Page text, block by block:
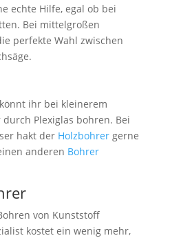
echte Hilfe, egal ob bei
Bei mittelgroßen
perfekte Wahl zwischen
ihr bei kleinerem
Plexiglas bohren. Bei
hakt der Holzbohrergerne
anderen Bohrer
von Kunststoff
kostet ein wenig mehr,